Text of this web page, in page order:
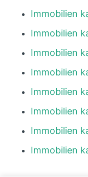
Immobilien
Immobilien
Immobilien
Immobilien
Immobilien
Immobilien
Immobilien
Immobilien